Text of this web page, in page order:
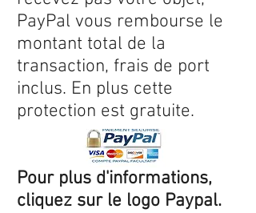
PayPal vous rembourse le
montant total de la
transaction, frais de port
inclus. En plus cette
protection est gratuite.
Pour plus d'informations,
cliquez sur le logo Paypal.